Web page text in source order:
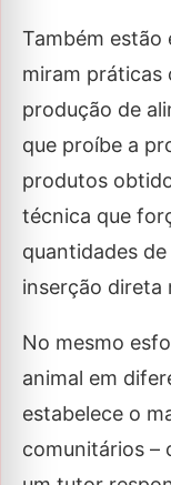
Também
miram práticas
produção de
que proíbe a
produtos
técnica que
quantidades
inserção direta
No mesmo
animal em
estabelece o
comunitários –